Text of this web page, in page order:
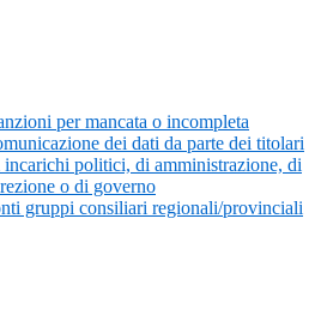
per mancata o incompleta
dei dati da parte dei titolari
incarichi politici, di amministrazione, di
o di governo
gruppi consiliari regionali/provinciali